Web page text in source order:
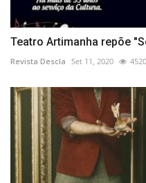
Teatro Artimanha repõe
Revista Descla Set 11, 2020 4520